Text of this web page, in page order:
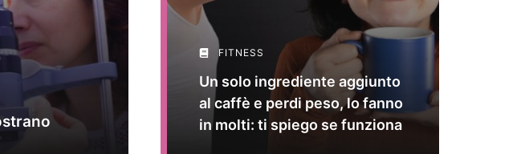
FITNESS
Un solo ingrediente aggiunto
al caffè e perdi peso, lo fanno
in molti: ti spiego se funziona